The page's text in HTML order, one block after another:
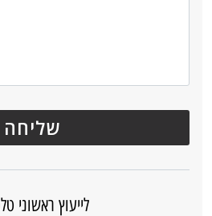
לייעוץ ראשוני